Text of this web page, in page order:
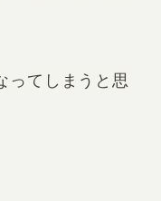
ってしまうと思